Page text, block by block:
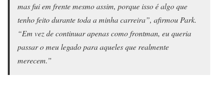
mas fui em frente mesmo assim, porque isso é algo que
tenho feito durante toda a minha carreira”, afirmou Park.
“Em vez de continuar apenas como frontman, eu queria
passar o meu legado para aqueles que realmente
merecem.”